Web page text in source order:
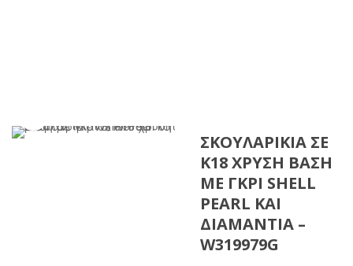
ΣΚΟΥΛΑΡΊΚΙΑ ΣΕ
Κ18 ΧΡΥΣΉ ΒΆΣΗ
ΜΕ ΓΚΡΙ SHELL
PEARL ΚΑΙ
ΔΙΑΜΆΝΤΙΑ –
W319979G